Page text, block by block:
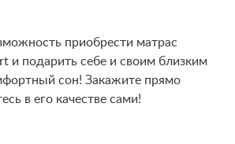
приобрести матрас
и подарить себе и своим близким
сон! Закажите прямо
в его качестве сами!